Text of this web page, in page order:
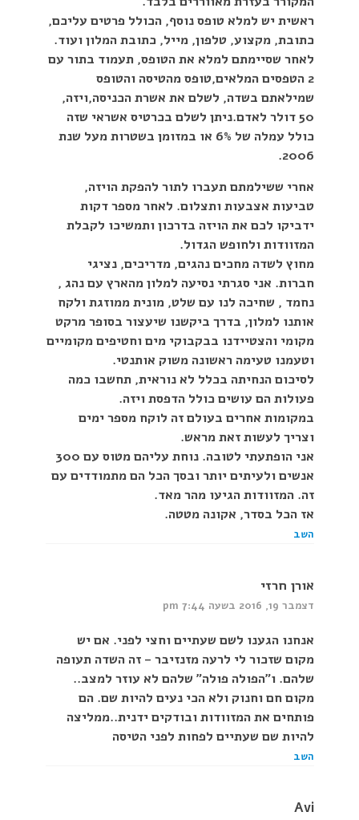
ראשית יש למלא טופס נוסף, הכולל פרטים עליכם,
כתובת, מקצוע, טלפון, מייל, כתובת המלון ועוד.
לאחר שסיימתם למלא את הטופס, תעמוד בתור עם
2 הטפסים המלאים,טופס מהטיסה והטופס
שמילאתם בשדה, לשלם את אשרת הכניסה,ויזה,
50 דולר לאדם.ניתן לשלם בכרטיס אשראי שזה
כולל עמלה של 6% או במזומן בשטרות מעל שנת
2006.
אחרי ששילמתם תעברו לתור להפקת הויזה,
טביעות אצבעות ותצלום. לאחר מספר דקות
ידביקו לכם את הויזה בדרכון ותמשיכו לקבלת
המזוודות ולחופש הגדול.
מחוץ לשדה מחכים נהגים, מדריכים, נציגי
חברות. אני סגרתי נסיעה למלון מהארץ עם נהג ,
נחמד , שחיכה לנו עם שלט, מונית ממוזגת ולקח
אותנו למלון, בדרך ביקשנו שיעצור בסופר מרקט
מקומי והצטיידנו בבקבוקי מים וחטיפים מקומיים
וטעמנו טעימה ראשונה משוק אותנטי.
לסיכום הנחיתה בכלל לא נוראית, תחשבו כמה
פעולות הם עושים כולל הדפסת ויזה.
במקומות אחרים בעולם זה לוקח מספר ימים
וצריך לעשות זאת מראש.
אני הופתעתי לטובה. נוחת עליהם מטוס עם 300
אנשים ולעיתים יותר ובסך הכל הם מתמודדים עם
זה. המזוודות הגיעו מהר מאד.
אז הכל בסדר, אקונה מטטה.
השב
אורן חרזי
דצמבר 19, 2016 בשעה 7:44 pm
אנחנו הגענו לשם שעתיים וחצי לפני. אם יש
מקום שזכור לי לרעה מזנזיבר – זה השדה תעופה
שלהם. ו"הפולה פולה" שלהם לא עוזר למצב..
מקום חם וחנוק ולא הכי נעים להיות שם. הם
פותחים את המזוודות ובודקים ידנית..ממליצה
להיות שם שעתיים לפחות לפני הטיסה
השב
Avi